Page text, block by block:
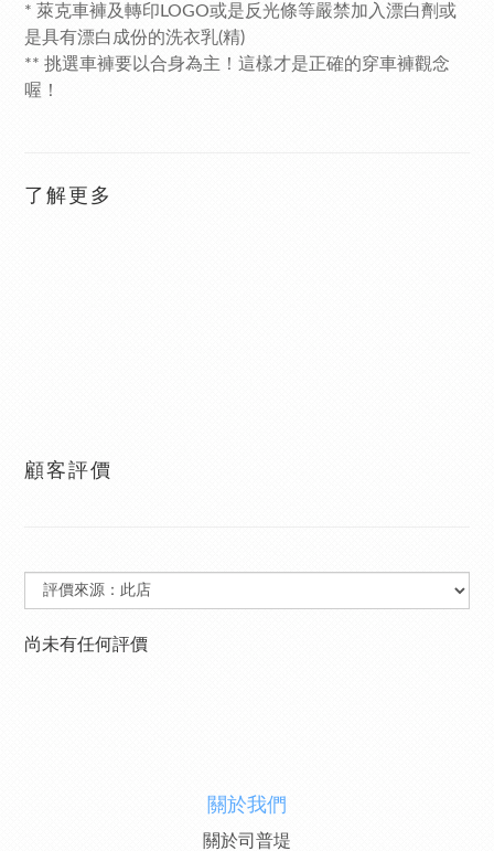
* 萊克車褲及轉印LOGO或是反光條等嚴禁加入漂白劑或
是具有漂白成份的洗衣乳(精)
** 挑選車褲要以合身為主！這樣才是正確的穿車褲觀念
喔！
了解更多
顧客評價
尚未有任何評價
關於我們
關於司普堤